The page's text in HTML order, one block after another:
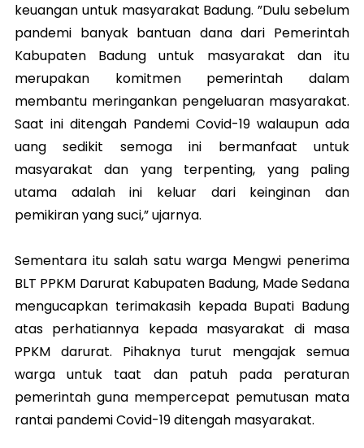
keuangan untuk masyarakat Badung. ”Dulu sebelum
pandemi banyak bantuan dana dari Pemerintah
Kabupaten Badung untuk masyarakat dan itu
merupakan komitmen pemerintah dalam
membantu meringankan pengeluaran masyarakat.
Saat ini ditengah Pandemi Covid-19 walaupun ada
uang sedikit semoga ini bermanfaat untuk
masyarakat dan yang terpenting, yang paling
utama adalah ini keluar dari keinginan dan
pemikiran yang suci,” ujarnya.
Sementara itu salah satu warga Mengwi penerima
BLT PPKM Darurat Kabupaten Badung, Made Sedana
mengucapkan terimakasih kepada Bupati Badung
atas perhatiannya kepada masyarakat di masa
PPKM darurat. Pihaknya turut mengajak semua
warga untuk taat dan patuh pada peraturan
pemerintah guna mempercepat pemutusan mata
rantai pandemi Covid-19 ditengah masyarakat.